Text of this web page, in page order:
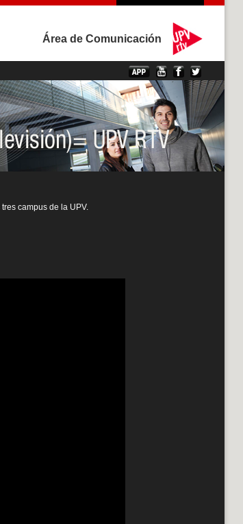
Área de Comunicación
campus de la UPV.